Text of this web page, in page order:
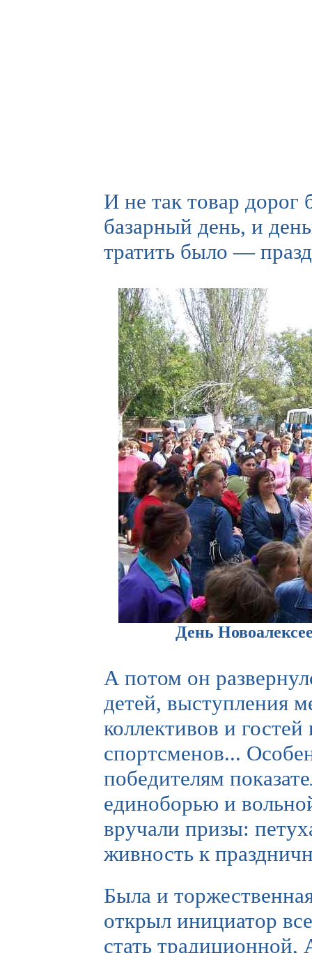
И не так товар
базарный день, и
тратить было —
День
А потом он
детей, выступления
коллективов и
спортсменов...
победителям
единоборью и
вручали призы:
живность к
Была и
открыл инициатор
стать традиционной,